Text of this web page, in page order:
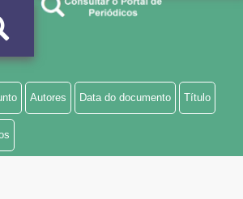
Autores Data do documento Título